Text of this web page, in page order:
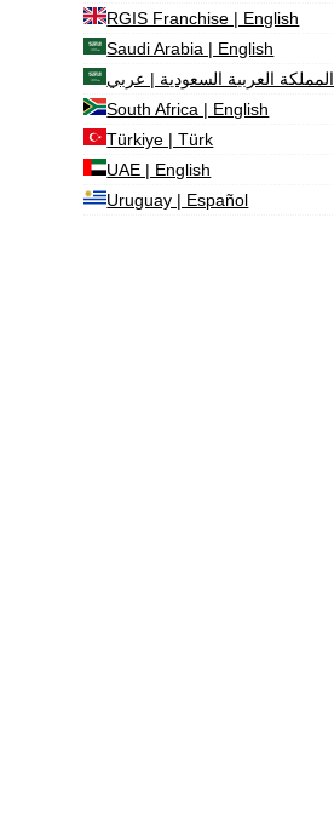
RGIS Franchise | English
Saudi Arabia | English
المملكة العربية السعودية | عربي
South Africa | English
Türkiye | Türk
UAE | English
Uruguay | Español